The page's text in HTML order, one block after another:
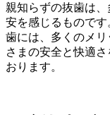
親知らずの抜歯は
安を感じるもので
歯には、多くのメ
さまの安全と快適
おります。